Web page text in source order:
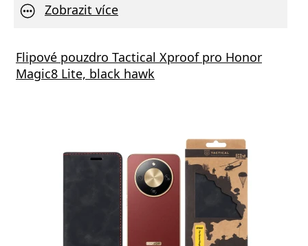
Zobrazit více
Flipové pouzdro Tactical Xproof pro Honor
Magic8 Lite, black hawk